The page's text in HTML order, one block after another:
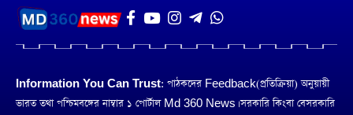
Information You Can Trust: পাঠকদের Feedback(প্রতিক্রিয়া) অনুয়ায়ী
ভারত তথা পশ্চিমবঙ্গের নাম্বার ১ পোর্টাল Md 360 News। সরকারি কিংবা বেসরকারি